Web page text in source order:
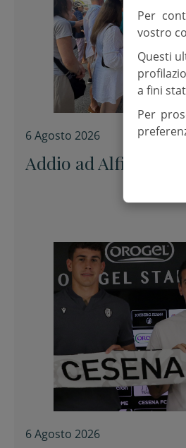
6 Agosto 2026
Addio ad Alfiero
6 Agosto 2026
Per
vostro
Questi
a fini
Per